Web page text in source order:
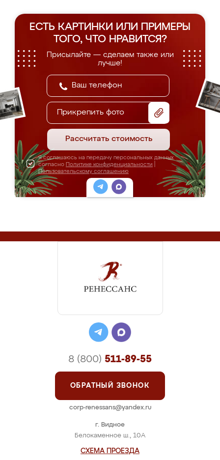
ЕСТЬ КАРТИНКИ ИЛИ ПРИМЕРЫ
ТОГО, ЧТО НРАВИТСЯ?
Присылайте — сделаем также или
лучше!
Прикрепить фото
Рассчитать стоимость
Я соглашаюсь на передачу персональных данных
согласно Политике конфиденциальности
Пользовательскому соглашению
г. Видное
Белокаменное ш., 10А
СХЕМА ПРОЕЗДА
8 (800) 511-89-55
ОБРАТНЫЙ ЗВОНОК
corp-renessans@yandex.ru